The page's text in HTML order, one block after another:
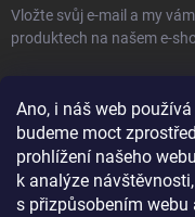
Ano, i náš web
budeme moct
prohlížení našeho
k analýze
s přizpůsobením
Vložte svůj e-mail a my
produktech na našem e-
E-MAIL
Vložením e-mailu